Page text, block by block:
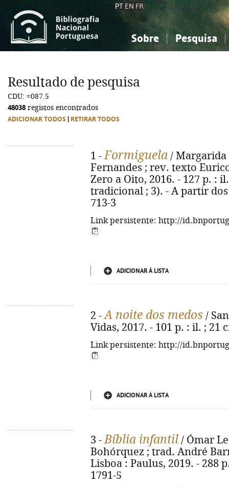
PT EN FR
Sobre Pesquisa
Ciências sociais...
Ciências sociais...
Resultado de pesquisa
CDU: =087.5
48038 registos encontrados
ADICIONAR TODOS RETIRAR TODOS
1 -Formiguela / Margarida
Fernandes ; rev. texto
Zero a Oito, 2016. - 127 p. :
tradicional ; 3). - A partir dos
713-3
Link persistente: http://
ADICIONAR À LISTA
2 -A noite dos medos /
Vidas, 2017. - 101 p. : il. ; 21
Link persistente: http://
ADICIONAR À LISTA
3 -Bíblia infantil / Ómar
Bohórquez ; trad. André
Lisboa : Paulus, 2019. - 288
1791-5